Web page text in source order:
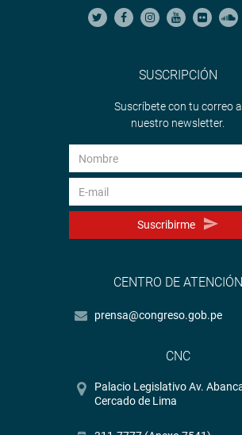
SUSCRIPCIÓN
Suscríbete con tu correo a
nuestro newsletter.
Suscribirme
CENTRO DE ATENCIÓN
prensa@congreso.gob.pe
CNC
Palacio Legislativo Av.
Cercado de Lima